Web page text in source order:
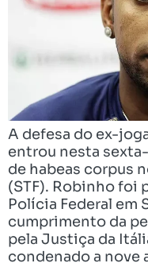
A defesa do ex-
entrou nesta
de habeas corpus
(STF). Robinho foi
Polícia Federal em
cumprimento da
pela Justiça da
condenado a nove